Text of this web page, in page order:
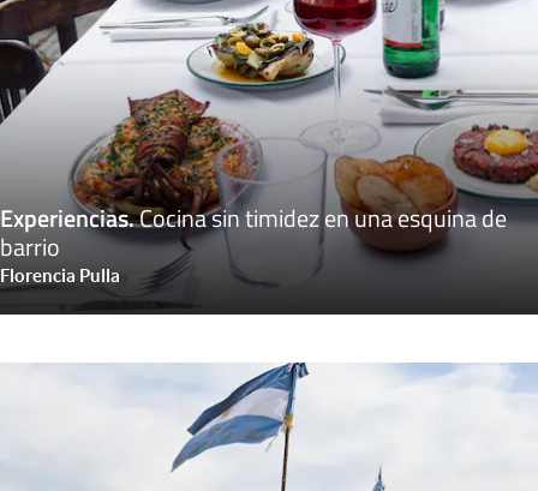
Experiencias.Cocina sin timidez en una esquina de
barrio
Florencia Pulla